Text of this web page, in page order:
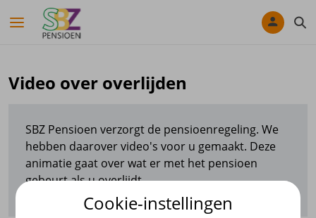
Navigatie overslaan
Video over overlijden
SBZ Pensioen verzorgt de pensioenregeling. We
hebben daarover video's voor u gemaakt. Deze
animatie gaat over wat er met het pensioen
gebeurt als u overlijdt.
Cookie-instellingen